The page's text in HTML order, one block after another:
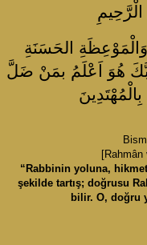
الحَسَنَةِ
هُوَ اَعْلَمُ بمَنْ ضَلَّ
[Rahmân
“Rabbinin yoluna,
şekilde tartış; doğrusu
bilir. O, doğru